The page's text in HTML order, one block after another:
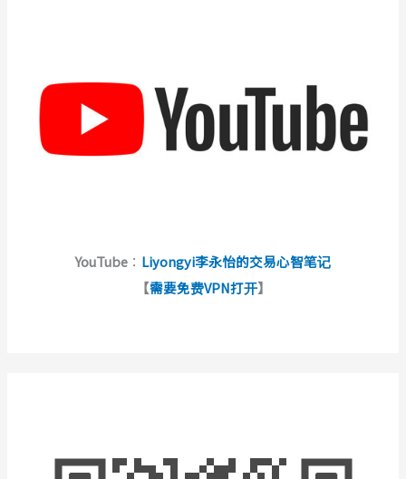
YouTube ： Liyongyi李永怡的交易心智笔记
【需要免费VPN打开】